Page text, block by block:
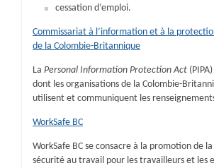
cessation d’emploi.
Commissariat à l’information et à la
de la Colombie-Britannique
La Personal Information Protection Act
dont les organisations de la Colombie-
utilisent et communiquent les
WorkSafe BC
WorkSafe BC se consacre à la promotion de
sécurité au travail pour les travailleurs et les